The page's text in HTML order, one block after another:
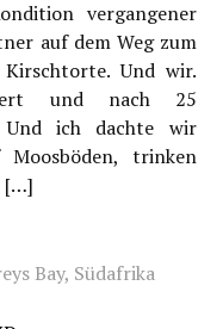
vergangener
auf dem Weg zum
Kirschtorte. Und wir.
und nach 25
Und ich dachte wir
Moosböden, trinken
[…]
Bay, Südafrika